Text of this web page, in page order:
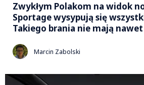
Zwykłym Polakom na widok
Sportage wysypują się
Takiego brania nie mają
Marcin Zabolski